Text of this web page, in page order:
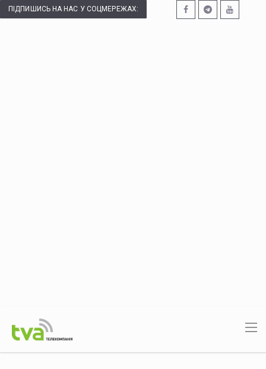
ПІДПИШИСЬ НА НАС У СОЦМЕРЕЖАХ: